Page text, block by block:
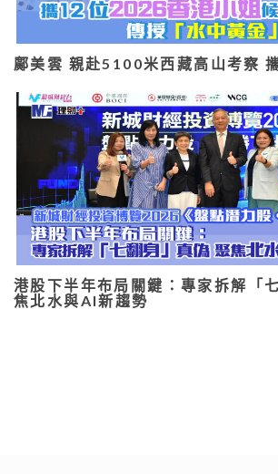
鄺美雲 親赴5100米西藏高山考察
港股下半年布局關鍵：專家拆解「
焦北水與AI新趨勢